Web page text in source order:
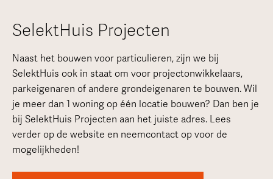
SelektHuis Projecten
Naast het bouwen voor particulieren, zijn we bij
SelektHuis ook in staat om voor projectonwikkelaars,
parkeigenaren of andere grondeigenaren te bouwen. Wil
je meer dan 1 woning op één locatie bouwen? Dan ben je
bij SelektHuis Projecten aan het juiste adres. Lees
verder op de website en neemcontact op voor de
mogelijkheden!